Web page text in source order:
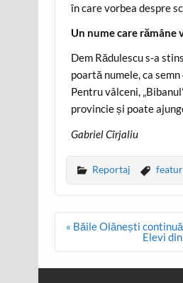
în care vorbea despre
Un nume care rămâne
Dem Rădulescu s-a
poartă numele, ca
Pentru vâlceni,
provincie și poate
Gabriel Cîrjaliu
Reportaj
Post
« Băile Olănești
Elevi